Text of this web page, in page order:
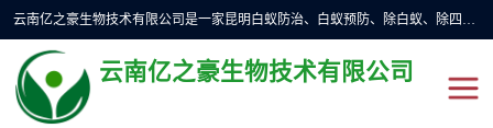
云南亿之豪生物技术有限公司是一家昆明白蚁防治、白蚁预防、除白蚁、除四害、灭蟑螂、消毒等业务的公司，公司致力于诚信经营、科技良好、讲究信誉、造福社会的理念，坚持走技术化、服务统一化,竭诚以优良的施工质量、主动的跟进服务、的管理经验，以诚信取于社会，立足于社会。
云南亿之豪生物技术有限公司